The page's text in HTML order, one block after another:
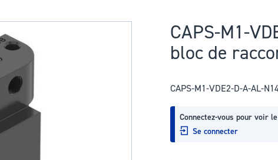
CAPS-M1-
bloc de
CAPS-M1-VDE2-D-A-AL-
Connectez-vous pour voir
Se connecter